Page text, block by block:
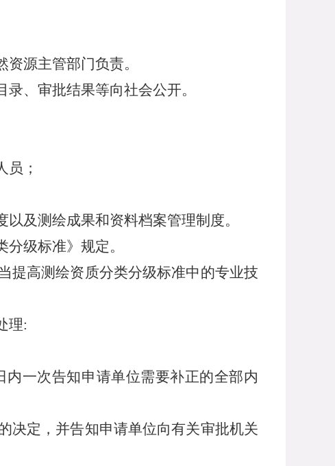
源主管部门负责。
、审批结果等向社会公开。
；
及测绘成果和资料档案管理制度。
级标准》规定。
高测绘资质分类分级标准中的专业技
理:
一次告知申请单位需要补正的全部内
定，并告知申请单位向有关审批机关